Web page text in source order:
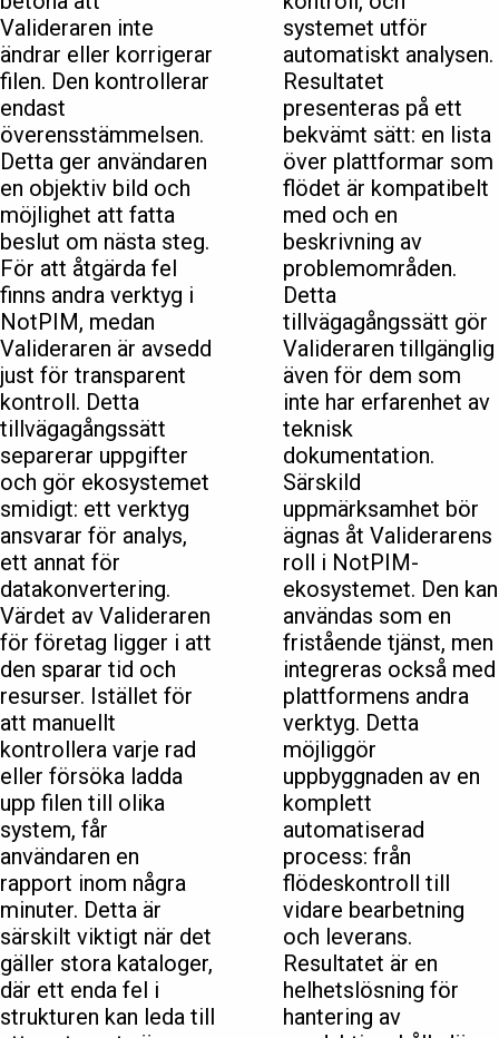
Valideraren inte
ändrar eller korrigerar
filen. Den kontrollerar
endast
överensstämmelsen.
Detta ger användaren
en objektiv bild och
möjlighet att fatta
beslut om nästa steg.
För att åtgärda fel
finns andra verktyg i
NotPIM, medan
Valideraren är avsedd
just för transparent
kontroll. Detta
tillvägagångssätt
separerar uppgifter
och gör ekosystemet
smidigt: ett verktyg
ansvarar för analys,
ett annat för
datakonvertering.
Värdet av Valideraren
för företag ligger i att
den sparar tid och
resurser. Istället för
att manuellt
kontrollera varje rad
eller försöka ladda
upp filen till olika
system, får
användaren en
rapport inom några
minuter. Detta är
särskilt viktigt när det
gäller stora kataloger,
där ett enda fel i
strukturen kan leda till
systemet utför
automatiskt analysen.
Resultatet
presenteras på ett
bekvämt sätt: en lista
över plattformar som
flödet är kompatibelt
med och en
beskrivning av
problemområden.
Detta
tillvägagångssätt gör
Valideraren tillgänglig
även för dem som
inte har erfarenhet av
teknisk
dokumentation.
Särskild
uppmärksamhet bör
ägnas åt Validerarens
roll i NotPIM-
ekosystemet. Den kan
användas som en
fristående tjänst, men
integreras också med
plattformens andra
verktyg. Detta
möjliggör
uppbyggnaden av en
komplett
automatiserad
process: från
flödeskontroll till
vidare bearbetning
och leverans.
Resultatet är en
helhetslösning för
hantering av